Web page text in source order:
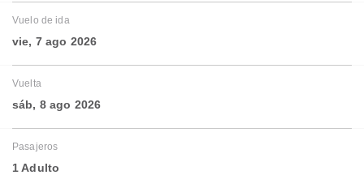
Vuelo de ida
vie, 7 ago 2026
Vuelta
sáb, 8 ago 2026
Pasajeros
1 Adulto